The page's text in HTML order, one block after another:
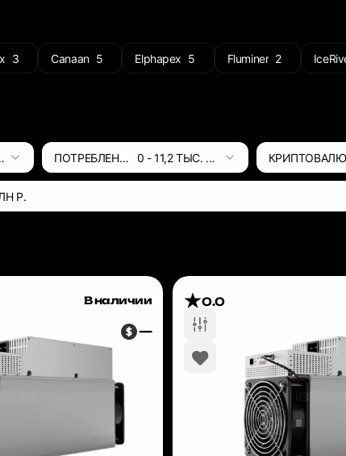
3 Canaan 5 Elphapex 5 Fluminer 2
0 -11,2 ТЫС.
ПОТРЕБЛЕНИЕ
Р.
—
В наличии 0.0